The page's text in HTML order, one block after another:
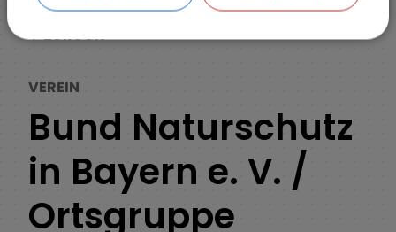
ZURÜCK
VEREIN
Bund Naturschutz
in Bayern e. V. /
Ortsgruppe